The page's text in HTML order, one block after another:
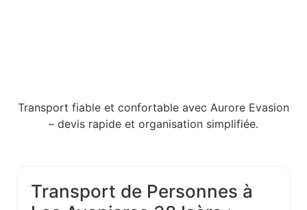
Transport fiable et confortable avec Aurore Evasion
– devis rapide et organisation simplifiée.
Transport de Personnes à